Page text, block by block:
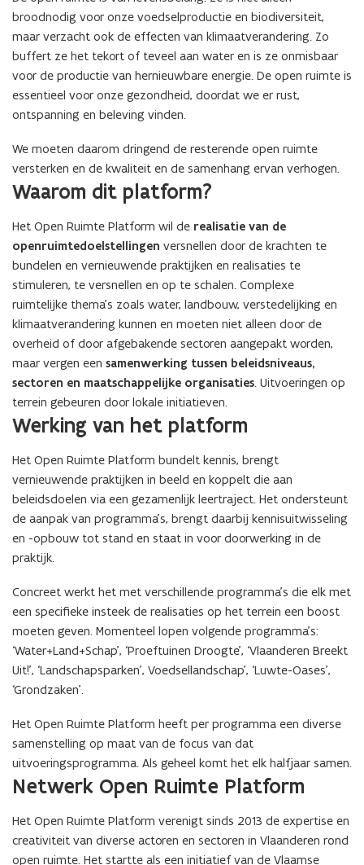
t
e
r
r
m
A
g
r
a
r
s
c
e
e
r
o
n
t
w
i
k
k
e
l
i
n
g
r
m
A
r
a
r
s
c
h
e
H
r
o
n
t
w
i
k
e
l
i
g
e
t
w
e
r
k
P
b
l
e
e
L
a
n
d
b
o
u
w
g
r
o
n
d
e
t
w
r
k
P
b
l
i
e
k
L
a
n
d
b
o
u
g
r
o
d
broodnodig voor onze voedselproductie en biodiversiteit,
maar verzacht ook de effecten van klimaatverandering. Zo
buffert ze het tekort of teveel aan water en is ze onmisbaar
voor de productie van hernieuwbare energie. De open ruimte is
essentieel voor onze gezondheid, doordat we er rust,
ontspanning en beleving vinden.
We moeten daarom dringend de resterende open ruimte
versterken en de kwaliteit en de samenhang ervan verhogen.
Waarom dit platform?
Het Open Ruimte Platform wil de realisatie van de
openruimtedoelstellingen versnellen door de krachten te
bundelen en vernieuwende praktijken en realisaties te
stimuleren, te versnellen en op te schalen. Complexe
ruimtelijke thema’s zoals water, landbouw, verstedelijking en
klimaatverandering kunnen en moeten niet alleen door de
overheid of door afgebakende sectoren aangepakt worden,
maar vergen een samenwerking tussen beleidsniveaus,
sectoren en maatschappelijke organisaties. Uitvoeringen op
terrein gebeuren door lokale initiatieven.
Werking van het platform
Het Open Ruimte Platform bundelt kennis, brengt
vernieuwende praktijken in beeld en koppelt die aan
beleidsdoelen via een gezamenlijk leertraject. Het ondersteunt
de aanpak van programma’s, brengt daarbij kennisuitwisseling
en -opbouw tot stand en staat in voor doorwerking in de
praktijk.
Concreet werkt het met verschillende programma’s die elk met
een specifieke insteek de realisaties op het terrein een boost
moeten geven. Momenteel lopen volgende programma’s:
‘Water+Land+Schap’, ‘Proeftuinen Droogte’, ‘Vlaanderen Breekt
Uit!’, ‘Landschapsparken’, Voedsellandschap’, ‘Luwte-Oases’,
‘Grondzaken’.
Het Open Ruimte Platform heeft per programma een diverse
samenstelling op maat van de focus van dat
uitvoeringsprogramma. Als geheel komt het elk halfjaar samen.
Netwerk Open Ruimte Platform
Het Open Ruimte Platform verenigt sinds 2013 de expertise en
creativiteit van diverse actoren en sectoren in Vlaanderen rond
open ruimte. Het startte als een initiatief van de Vlaamse